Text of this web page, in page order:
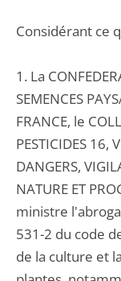
Considérant ce
1. La
SEMENCES
FRANCE, le
PESTICIDES 16,
DANGERS,
NATURE ET
ministre
531-2 du code
de la culture et